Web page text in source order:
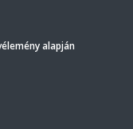
alapján